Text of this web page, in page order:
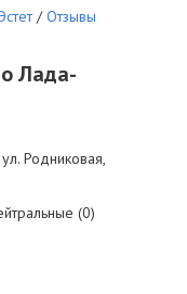
/ Отзывы
Лада-
Родниковая,
(0)